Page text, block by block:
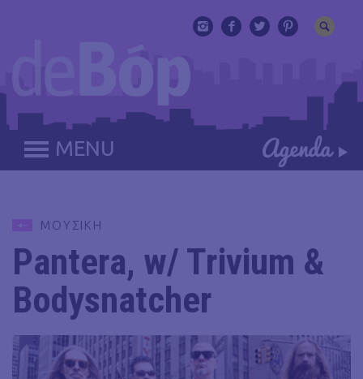
MENU
ΜΟΥΣΙΚΗ
Pantera, w/ Trivium &
Bodysnatcher